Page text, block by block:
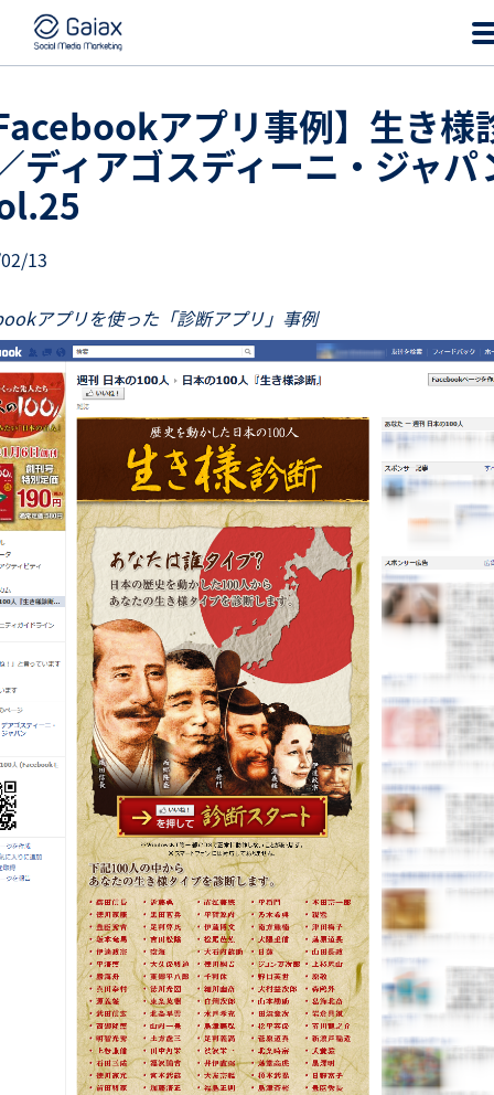
アプリ事例】生き様
ディアゴスディーニ・ジャパ
13
アプリを使った「診断アプリ」事例